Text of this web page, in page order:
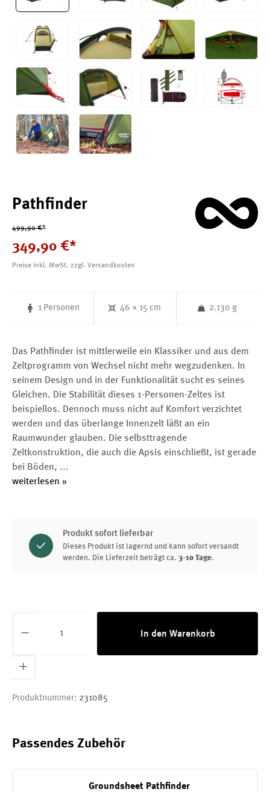
Pathfinder
499,90 €*
349,90 €*
Preise inkl. MwSt. zzgl. Versandkosten
1 Personen 46 × 15 cm 2.130 g
Das Pathfinder ist mittlerweile ein Klassiker und aus dem
Zeltprogramm von Wechsel nicht mehr wegzudenken. In
seinem Design und in der Funktionalität sucht es seines
Gleichen. Die Stabilität dieses 1-Personen-Zeltes ist
beispiellos. Dennoch muss nicht auf Komfort verzichtet
werden und das überlange Innenzelt läßt an ein
Raumwunder glauben. Die selbsttragende
Zeltkonstruktion, die auch die Apsis einschließt, ist gerade
bei Böden, ...
weiterlesen »
Produkt sofort lieferbar
Dieses Produkt ist lagernd und kann sofort versandt
werden. Die Lieferzeit beträgt ca. 3-10 Tage.
In den Warenkorb
Produktnummer: 231085
Passendes Zubehör
Groundsheet Pathfinder